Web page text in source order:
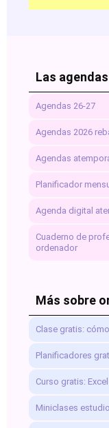
Las agendas
Agendas 26-27
Agendas 2026
Agendas
Planificador
Agenda digital
Cuaderno de
ordenador
Más sobre
Clase gratis:
Planificadores
Curso gratis:
Miniclases estudio